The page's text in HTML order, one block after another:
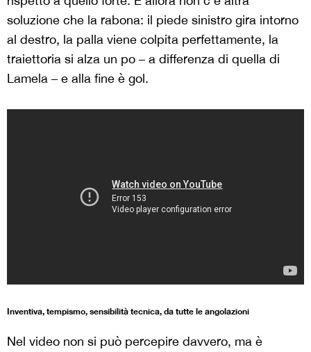
soluzione che la rabona: il piede sinistro gira intorno
al destro, la palla viene colpita perfettamente, la
traiettoria si alza un po – a differenza di quella di
Lamela – e alla fine è gol.
Inventiva, tempismo, sensibilità tecnica, da tutte le angolazioni
Nel video non si può percepire davvero, ma è